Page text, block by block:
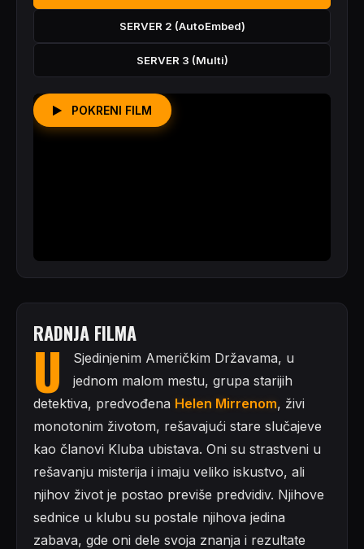
SERVER 2 (AutoEmbed)
SERVER 3 (Multi)
POKRENI FILM
RADNJA FILMA
U
Sjedinjenim Američkim Državama, u
jednom malom mestu, grupa starijih
detektiva, predvođena Helen Mirrenom, živi
monotonim životom, rešavajući stare slučajeve
kao članovi Kluba ubistava. Oni su strastveni u
rešavanju misterija i imaju veliko iskustvo, ali
njihov život je postao previše predvidiv. Njihove
sednice u klubu su postale njihova jedina
zabava, gde oni dele svoja znanja i rezultate